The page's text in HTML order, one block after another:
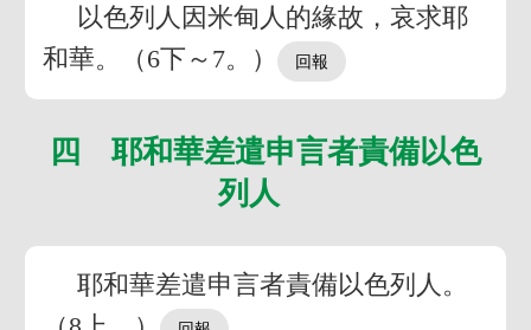
以色列人因米甸人的緣故，哀求耶
和華。（6下～7。）
四 耶和華差遣申言者責備以色
列人
耶和華差遣申言者責備以色列人。